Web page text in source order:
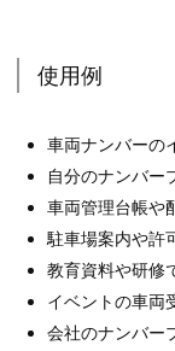
使用例
車両ナンバーの
自分のナンバー
車両管理台帳や
駐車場案内や許
教育資料や研修
イベントの車両
会社のナンバ